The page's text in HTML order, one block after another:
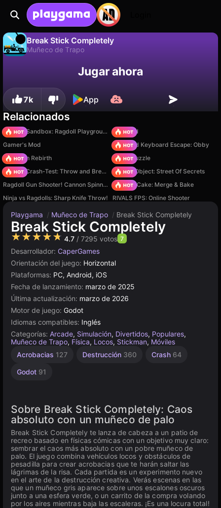
Break Stick Completely
Muñeco de Trapo
¡Guarda el progreso!Jugar ahora
7k App
Relacionados
Sprunki Sandbox: Ragdoll Playground Mode
TB World
Gamer's Mod
+1 Speed Keyboard Escape: Obby
Stickman Rebirth
Arrow Puzzle
Ragdoll Crash-Test: Throw and Break!
Hidden Object: Street Of Secrets
Ragdoll Gun Shooter! Cannon Spinner Playground
Piece of Cake: Merge & Bake
Ninja vs Ragdolls: Sharp Knife Throw!
RIVALS FPS: Online Shooter
Playgama / Muñeco de Trapo / Break Stick Completely
Break Stick Completely
★★★★★ 4.7 / 7295 votos 7
Desarrollador: CaperGames
Orientación del juego: Horizontal
Plataformas: PC, Android, iOS
Fecha de lanzamiento: marzo de 2025
Última actualización: marzo de 2026
Motor de juego: Godot
Idiomas compatibles: Inglés
Categorías: Arcade, Simulación, Divertidos, Populares,
Muñeco de Trapo, Física, Locos, Stickman, Móviles
Acrobacias 127 Destrucción 360 Crash 64
Godot 91
Sobre Break Stick Completely: Caos
absoluto con un muñeco de palo
Break Stick Completely te lanza de cabeza a un patio de
recreo basado en físicas cómicas con un objetivo muy claro:
sembrar el caos más absoluto con un pobre muñeco de
palo. El juego combina vehículos locos y obstáculos de
pesadilla para crear acrobacias que te harán saltar las
lágrimas de la risa. Cada partida es un experimento nuevo
en el arte de la destrucción creativa. Verás escenas en las
que un muñeco gris aparece sobre unos escalones oscuros
junto a una esfera verde, o un carrito de la compra volando
por los aires mientras baja las escaleras. ¡Es una locura total!